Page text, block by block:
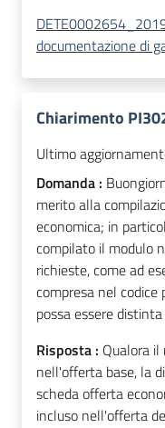
documentazione di
Chiarimento
Ultimo
Domanda :
merito alla
economica; in
compilato il modulo
richieste, come ad
compresa nel
possa essere
Risposta : Qualora il
nell'offerta base, la
scheda offerta
incluso nell'offerta